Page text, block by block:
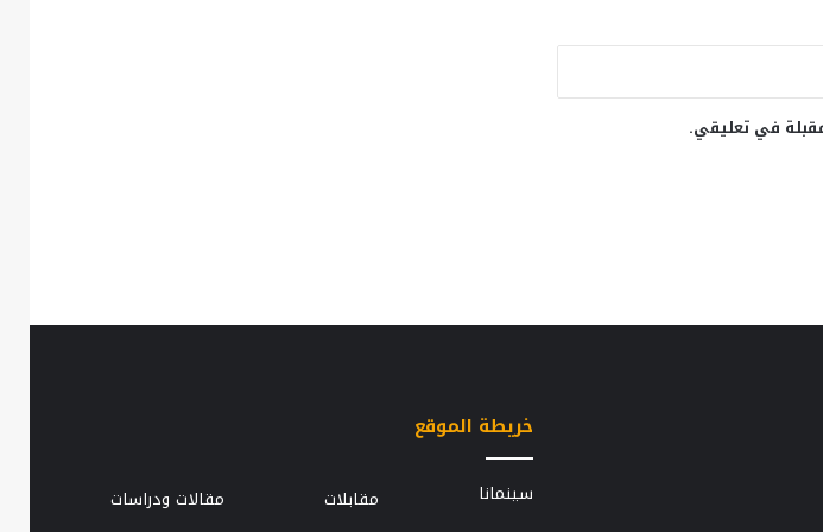
في تعليقي.
خريطة الموقع
سينمانا مقابلات
مقالات ودراسات